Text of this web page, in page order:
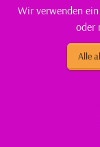
Wir verwenden
oder
Alle